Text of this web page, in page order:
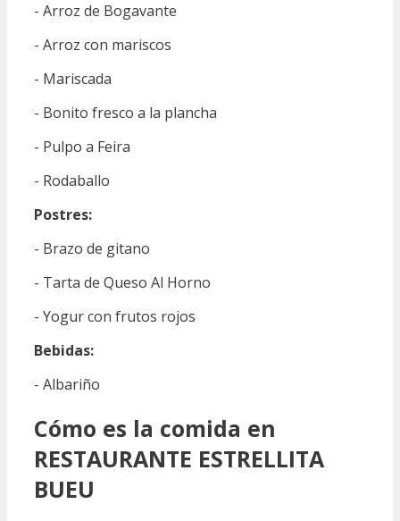
- Arroz de Bogavante
- Arroz con mariscos
- Mariscada
- Bonito fresco a la plancha
- Pulpo a Feira
- Rodaballo
Postres:
- Brazo de gitano
- Tarta de Queso Al Horno
- Yogur con frutos rojos
Bebidas:
- Albariño
Cómo es la comida en
RESTAURANTE ESTRELLITA
BUEU